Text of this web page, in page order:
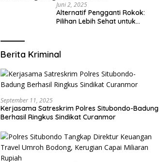
Juni 2, 2025
Alternatif Pengganti Rokok:
Pilihan Lebih Sehat untuk
Berita Kriminal
September 11, 2025
Kerjasama Satreskrim Polres Situbondo-Badung
Berhasil Ringkus Sindikat Curanmor